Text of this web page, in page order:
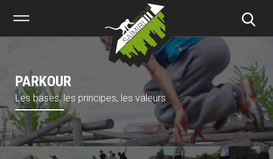
Parkour
PARKOUR
Les bases, les principes, les valeurs